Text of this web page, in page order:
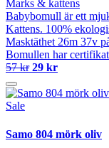
Marks & kattens
Babybomull är ett
Kattens. 100%
Masktäthet 26m 37v
Bomullen har
57 kr 29 kr
Sale
Samo 804 mörk oliv